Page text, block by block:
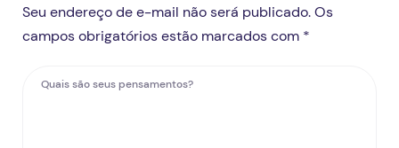
Seu endereço de e-mail não será publicado. Os
campos obrigatórios estão marcados com *